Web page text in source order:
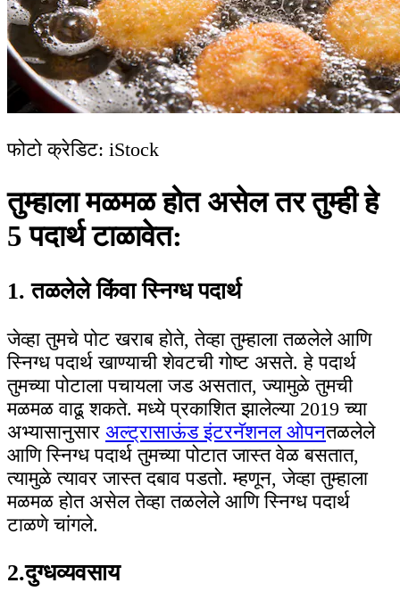
फोटो क्रेडिट: iStock
तुम्हाला मळमळ होत असेल तर तुम्ही हे
5 पदार्थ टाळावेत:
1. तळलेले किंवा स्निग्ध पदार्थ
जेव्हा तुमचे पोट खराब होते, तेव्हा तुम्हाला तळलेले आणि
स्निग्ध पदार्थ खाण्याची शेवटची गोष्ट असते. हे पदार्थ
तुमच्या पोटाला पचायला जड असतात, ज्यामुळे तुमची
मळमळ वाढू शकते. मध्ये प्रकाशित झालेल्या 2019 च्या
अभ्यासानुसार अल्ट्रासाऊंड इंटरनॅशनल ओपनतळलेले
आणि स्निग्ध पदार्थ तुमच्या पोटात जास्त वेळ बसतात,
त्यामुळे त्यावर जास्त दबाव पडतो. म्हणून, जेव्हा तुम्हाला
मळमळ होत असेल तेव्हा तळलेले आणि स्निग्ध पदार्थ
टाळणे चांगले.
2.दुग्धव्यवसाय